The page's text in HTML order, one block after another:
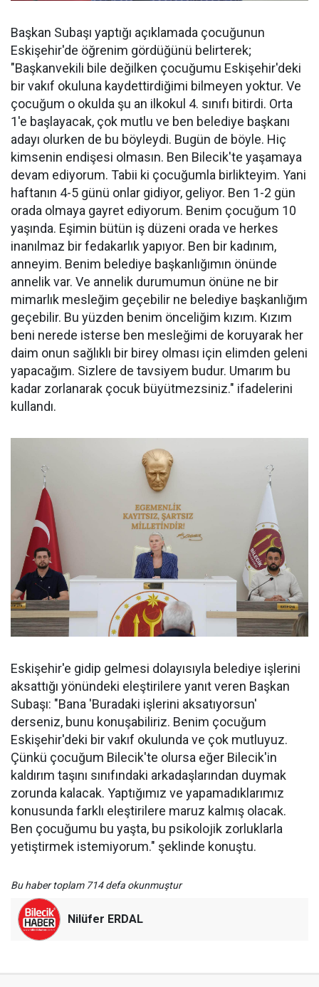
Başkan Subaşı yaptığı açıklamada çocuğunun
Eskişehir'de öğrenim gördüğünü belirterek;
"Başkanvekili bile değilken çocuğumu Eskişehir'deki
bir vakıf okuluna kaydettirdiğimi bilmeyen yoktur. Ve
çocuğum o okulda şu an ilkokul 4. sınıfı bitirdi. Orta
1'e başlayacak, çok mutlu ve ben belediye başkanı
adayı olurken de bu böyleydi. Bugün de böyle. Hiç
kimsenin endişesi olmasın. Ben Bilecik'te yaşamaya
devam ediyorum. Tabii ki çocuğumla birlikteyim. Yani
haftanın 4-5 günü onlar gidiyor, geliyor. Ben 1-2 gün
orada olmaya gayret ediyorum. Benim çocuğum 10
yaşında. Eşimin bütün iş düzeni orada ve herkes
inanılmaz bir fedakarlık yapıyor. Ben bir kadınım,
anneyim. Benim belediye başkanlığımın önünde
annelik var. Ve annelik durumumun önüne ne bir
mimarlık mesleğim geçebilir ne belediye başkanlığım
geçebilir. Bu yüzden benim önceliğim kızım. Kızım
beni nerede isterse ben mesleğimi de koruyarak her
daim onun sağlıklı bir birey olması için elimden geleni
yapacağım. Sizlere de tavsiyem budur. Umarım bu
kadar zorlanarak çocuk büyütmezsiniz." ifadelerini
kullandı.
Eskişehir'e gidip gelmesi dolayısıyla belediye işlerini
aksattığı yönündeki eleştirilere yanıt veren Başkan
Subaşı: "Bana 'Buradaki işlerini aksatıyorsun'
derseniz, bunu konuşabiliriz. Benim çocuğum
Eskişehir'deki bir vakıf okulunda ve çok mutluyuz.
Çünkü çocuğum Bilecik'te olursa eğer Bilecik'in
kaldırım taşını sınıfındaki arkadaşlarından duymak
zorunda kalacak. Yaptığımız ve yapamadıklarımız
konusunda farklı eleştirilere maruz kalmış olacak.
Ben çocuğumu bu yaşta, bu psikolojik zorluklarla
yetiştirmek istemiyorum." şeklinde konuştu.
Bu haber toplam 714 defa okunmuştur
Nilüfer ERDAL